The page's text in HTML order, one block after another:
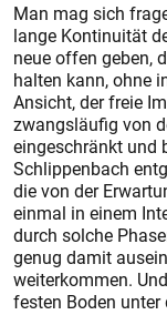
Man mag sich
lange Kontinuität
neue offen geben,
halten kann, ohne
Ansicht, der freie
zwangsläufig von
eingeschränkt und
Schlippenbach
die von der
einmal in einem
durch solche
genug damit
weiterkommen.
festen Boden unter